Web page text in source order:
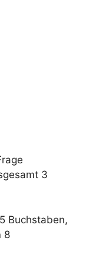
3
Buchstaben,
8